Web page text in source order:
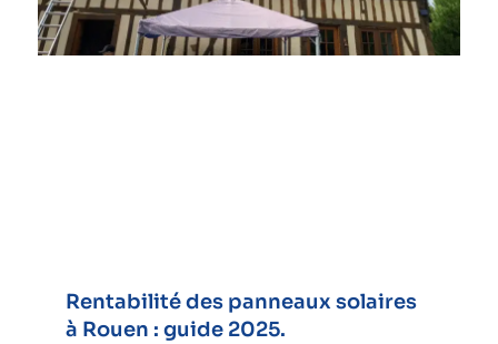
Rentabilité des panneaux solaires
à Rouen : guide 2025.